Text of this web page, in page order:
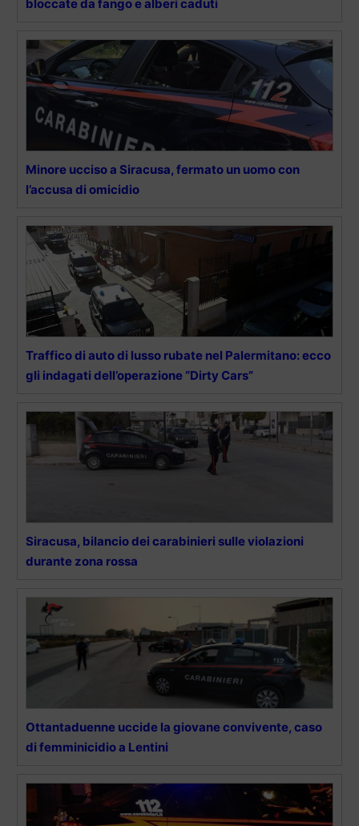
bloccate da fango e alberi caduti
Minore ucciso a Siracusa, fermato un uomo con
l’accusa di omicidio
Traffico di auto di lusso rubate nel Palermitano: ecco
gli indagati dell’operazione “Dirty Cars”
Siracusa, bilancio dei carabinieri sulle violazioni
durante zona rossa
Ottantaduenne uccide la giovane convivente, caso
di femminicidio a Lentini